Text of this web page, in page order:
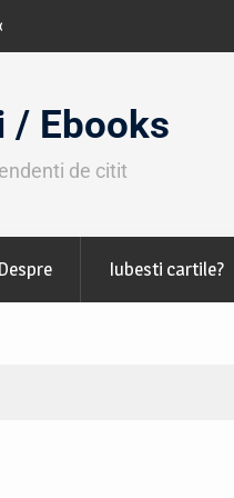
octombrie
/ Ebooks
de citit
Despre Iubesti cartile?